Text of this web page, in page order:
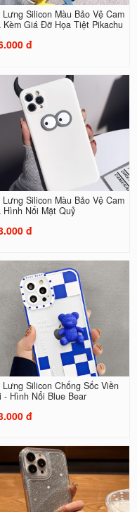
Lưng Silicon Màu Bảo Vệ Cam
Kèm Giá Đỡ Họa Tiệt Pikachu
đ
Lưng Silicon Màu Bảo Vệ Cam
Hình Nổi Mặt Quỷ
đ
Lưng Silicon Chống Sốc Viền
- Hình Nổi Blue Bear
đ